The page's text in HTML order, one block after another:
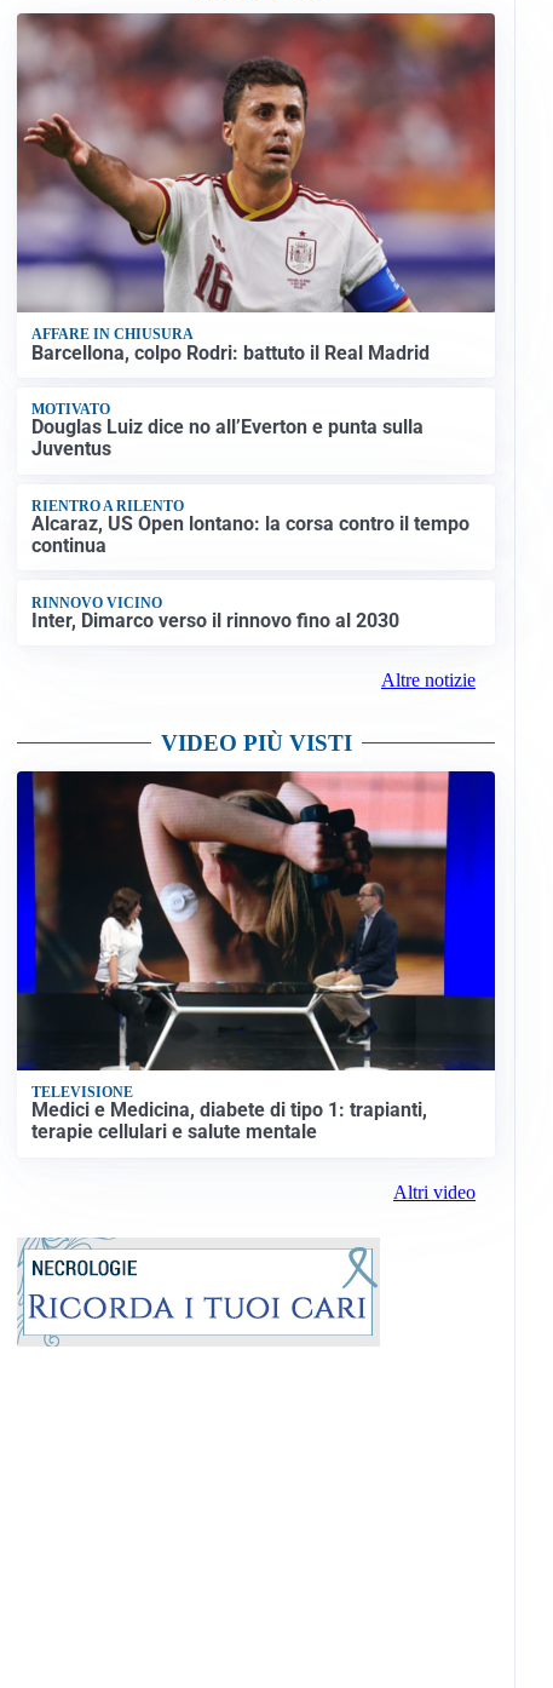
AFFARE IN CHIUSURA
Barcellona, colpo Rodri: battuto il Real Madrid
MOTIVATO
Douglas Luiz dice no all’Everton e punta sulla
Juventus
RIENTRO A RILENTO
Alcaraz, US Open lontano: la corsa contro il tempo
continua
RINNOVO VICINO
Inter, Dimarco verso il rinnovo fino al 2030
Altre notizie
VIDEO PIÙ VISTI
TELEVISIONE
Medici e Medicina, diabete di tipo 1: trapianti,
terapie cellulari e salute mentale
Altri video